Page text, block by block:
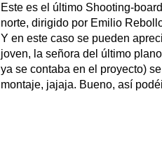
Este es el último Shooting-
norte, dirigido por Emilio
Y en este caso se pueden
joven, la señora del último
ya se contaba en el proyecto)
montaje, jajaja. Bueno, así